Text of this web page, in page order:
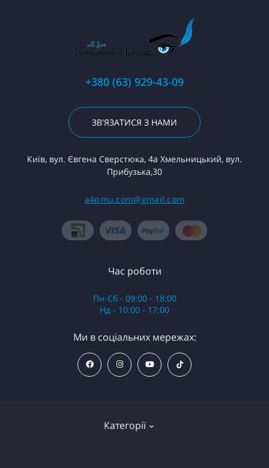
+380 (63) 929-43-09
ЗВ'ЯЗАТИСЯ З НАМИ
Київ, вул. Євгена Сверстюка, 4а Хмельницький, вул.
Прибузька,30
a4pmu.com@gmail.com
Категорії
Час роботи
Пн-Сб - 09:00 - 18:00
Нд - 10:00 - 17:00
Ми в соціальних мережах: